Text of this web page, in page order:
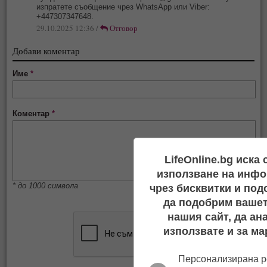
изпратете съобщение чрез WhatsApp или Viber:
+447307347648.
29.10.2025 12:36 / Отговор
Добави коментар
Име*
Коментар*
* до 1000 символа
LifeOnline.bg иска
използване на
чрез бисквитки и
да подобрим
нашия сайт, да
използвате и за
Персонализирана